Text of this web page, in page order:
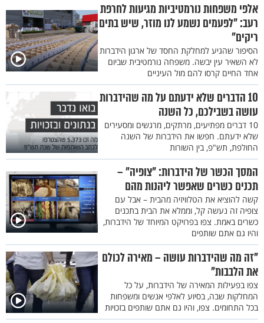
אלפי משפחות נורמטיביות מגיעות לחרפת
רעב: "לפעמים נשמע לנו מוזר, שיש בתים
ריקים"
הסיפור שהגיע למחלקת החסד של ארגון הידברות
לא השאיר עין יבשה. משפחה נורמטיבית שביום
אחד החיים קרסו להם מול העיניים
10 הדברים שלא ידעתם על מה שהידברות
עושה בשבילכם, כל השנה
10 דברים מפתיעים, מרתקים, מרגשים ומסעירים
שלא ידעתם. חפשו את הידברות של השנה
החולפת, תש"פ, בין השורות
המסך הכשר של הידברות: "צופיה" –
תכנים כשרים שאפשר ליהנות מהם
קשה להוציא את הטלוויזיה מהבית – אבל עם
צופיה זה נעשה קל, וממלא את הבית בתכנים
כשרים באמת. צפו בפרויקט המיוחד של הידברות,
והיו גם אתם שותפים
"זה מה שהידברות עושה – מאירה לכולם
את הלבבות"
צפו בפעילות המאירה של הידברות, על כל
המחלקות שבה, בסיוע לאלפי אנשים ומשפחות
בכל התחומים. צפו, והיו גם אתם שותפים בזכויות